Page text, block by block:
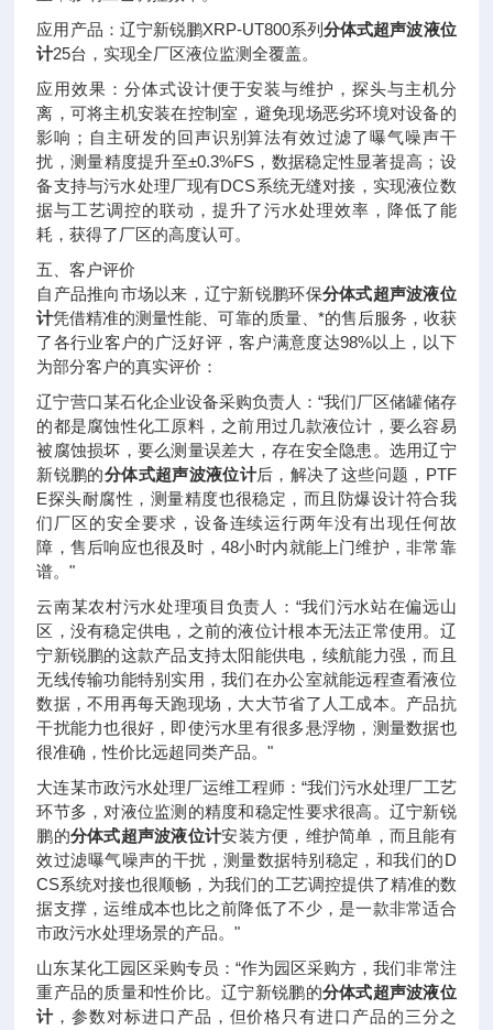
应用产品：辽宁新锐鹏XRP-UT800系列分体式超声波液位
计25台，实现全厂区液位监测全覆盖。
应用效果：分体式设计便于安装与维护，探头与主机分
离，可将主机安装在控制室，避免现场恶劣环境对设备的
影响；自主研发的回声识别算法有效过滤了曝气噪声干
扰，测量精度提升至±0.3%FS，数据稳定性显著提高；设
备支持与污水处理厂现有DCS系统无缝对接，实现液位数
据与工艺调控的联动，提升了污水处理效率，降低了能
耗，获得了厂区的高度认可。
五、客户评价
自产品推向市场以来，辽宁新锐鹏环保分体式超声波液位
计凭借精准的测量性能、可靠的质量、*的售后服务，收获
了各行业客户的广泛好评，客户满意度达98%以上，以下
为部分客户的真实评价：
辽宁营口某石化企业设备采购负责人：“我们厂区储罐储存
的都是腐蚀性化工原料，之前用过几款液位计，要么容易
被腐蚀损坏，要么测量误差大，存在安全隐患。选用辽宁
新锐鹏的分体式超声波液位计后，解决了这些问题，PTF
E探头耐腐性，测量精度也很稳定，而且防爆设计符合我
们厂区的安全要求，设备连续运行两年没有出现任何故
障，售后响应也很及时，48小时内就能上门维护，非常靠
谱。"
云南某农村污水处理项目负责人：“我们污水站在偏远山
区，没有稳定供电，之前的液位计根本无法正常使用。辽
宁新锐鹏的这款产品支持太阳能供电，续航能力强，而且
无线传输功能特别实用，我们在办公室就能远程查看液位
数据，不用再每天跑现场，大大节省了人工成本。产品抗
干扰能力也很好，即使污水里有很多悬浮物，测量数据也
很准确，性价比远超同类产品。"
大连某市政污水处理厂运维工程师：“我们污水处理厂工艺
环节多，对液位监测的精度和稳定性要求很高。辽宁新锐
鹏的分体式超声波液位计安装方便，维护简单，而且能有
效过滤曝气噪声的干扰，测量数据特别稳定，和我们的D
CS系统对接也很顺畅，为我们的工艺调控提供了精准的数
据支撑，运维成本也比之前降低了不少，是一款非常适合
市政污水处理场景的产品。"
山东某化工园区采购专员：“作为园区采购方，我们非常注
重产品的质量和性价比。辽宁新锐鹏的分体式超声波液位
计 ，参数对标进口产品，但价格只有进口产品的三分之